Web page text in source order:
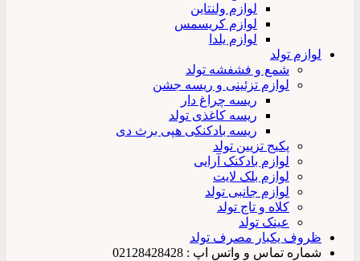
لوازم ولنتاین
لوازم کریسمس
لوازم یلدا
لوازم تولد
شمع و فشفشه تولد
لوازم تزئینی و ریسه جشن
ریسه چراغ دار
ریسه کاغذی تولد
ریسه بادکنکی هپی برث دی
پکیج تزیین تولد
لوازم بادکنک آرایی
لوازم بلک لایت
لوازم جانبی تولد
کلاه و تاج تولد
عینک تولد
ظروف یکبار مصرف تولد
شماره تماس و واتس اپ : 02128428428